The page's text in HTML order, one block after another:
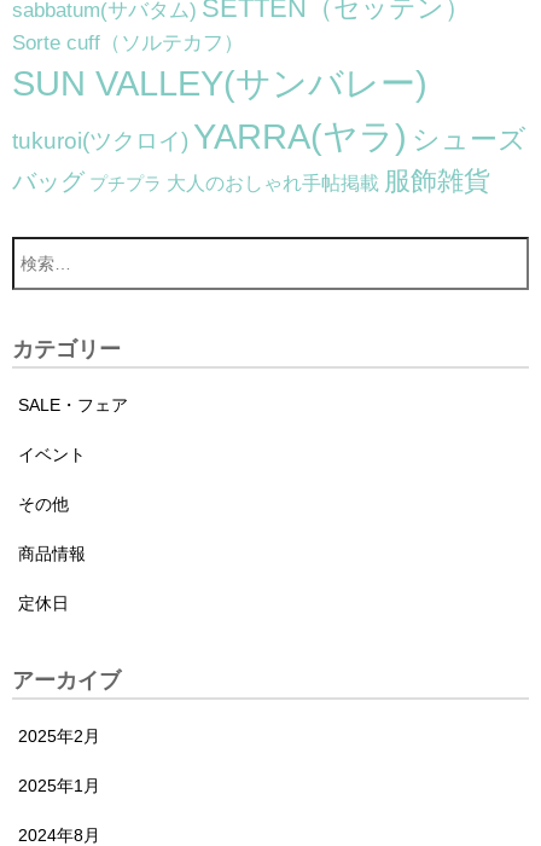
sabbatum(サバタム) SETTEN（セッテン）
Sorte cuff（ソルテカフ）
SUN VALLEY(サンバレー)
tukuroi(ツクロイ) YARRA(ヤラ) シューズ
バッグ プチプラ 大人のおしゃれ手帖掲載 服飾雑貨
カテゴリー
SALE・フェア
イベント
その他
商品情報
定休日
アーカイブ
2025年2月
2025年1月
2024年8月